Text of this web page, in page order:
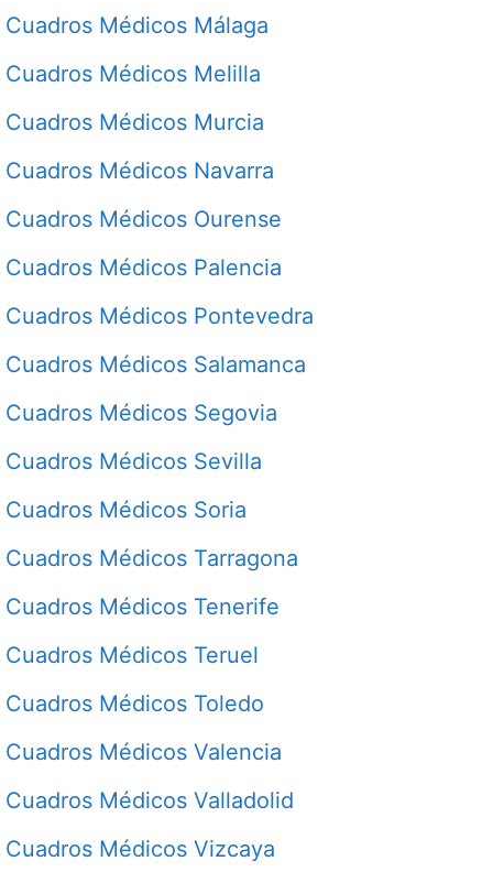
Cuadros Médicos Málaga
Cuadros Médicos Melilla
Cuadros Médicos Murcia
Cuadros Médicos Navarra
Cuadros Médicos Ourense
Cuadros Médicos Palencia
Cuadros Médicos Pontevedra
Cuadros Médicos Salamanca
Cuadros Médicos Segovia
Cuadros Médicos Sevilla
Cuadros Médicos Soria
Cuadros Médicos Tarragona
Cuadros Médicos Tenerife
Cuadros Médicos Teruel
Cuadros Médicos Toledo
Cuadros Médicos Valencia
Cuadros Médicos Valladolid
Cuadros Médicos Vizcaya